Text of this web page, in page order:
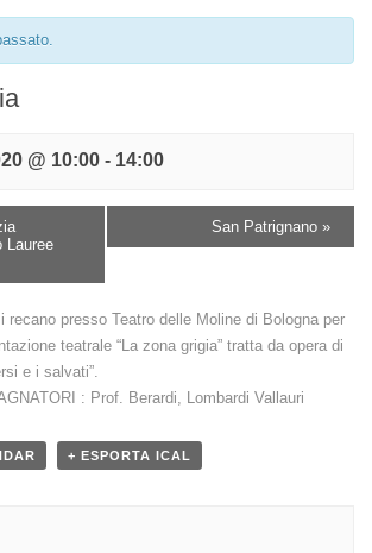
testo
@ 10:00 - 14:00
Lauree
San Patrignano »
recano presso Teatro delle Moline di Bologna per
teatrale “La zona grigia” tratta da opera di
e i salvati”.
: Prof. Berardi, Lombardi Vallauri
+ ESPORTA ICAL